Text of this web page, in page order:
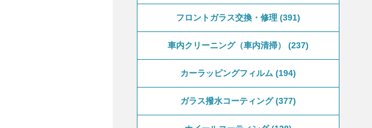
フロントガラス交換・修理 391
車内クリーニング（車内清掃） 237
カーラッピングフィルム 194
ガラス撥水コーティング 377